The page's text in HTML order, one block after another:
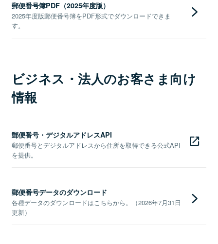
郵便番号簿PDF（2025年度版）
2025年度版郵便番号簿をPDF形式でダウンロードできま
す。
ビジネス・法人のお客さま向け
情報
郵便番号・デジタルアドレスAPI
郵便番号とデジタルアドレスから住所を取得できる公式API
を提供。
郵便番号データのダウンロード
各種データのダウンロードはこちらから。（2026年7月31日
更新）